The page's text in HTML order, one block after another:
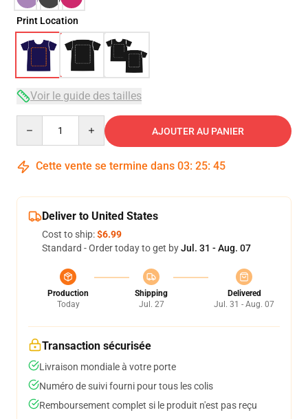
Print Location
Voir le guide des tailles
AJOUTER AU PANIER
Cette vente se termine dans 03: 25: 45
Deliver to United States
Cost to ship:$6.99
Standard - Order today to get byJul. 31 - Aug. 07
Production
Today
Shipping
Jul. 27
Delivered
Jul. 31 - Aug. 07
Transaction sécurisée
Livraison mondiale à votre porte
Numéro de suivi fourni pour tous les colis
Remboursement complet si le produit n'est pas reçu